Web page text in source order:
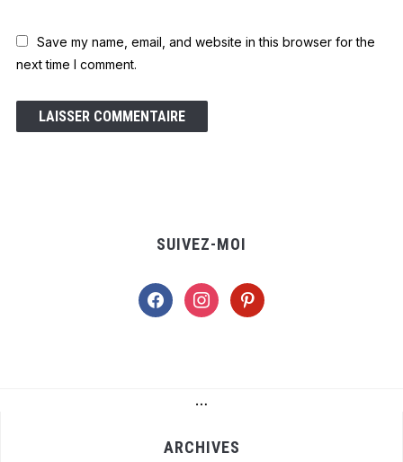
Save my name, email, and website in this browser for the
next time I comment.
SUIVEZ-MOI
facebookinstagrampinterest
…
ARCHIVES